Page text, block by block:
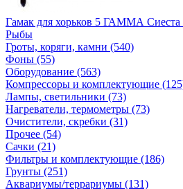
Гамак для хорьков 5 ГАММА
Рыбы
Гроты, коряги, камни (540)
Фоны (55)
Оборудование (563)
Компрессоры и комплектующие
Лампы, светильники (73)
Нагреватели, термометры (73)
Очистители, скребки (31)
Прочее (54)
Сачки (21)
Фильтры и комплектующие (186)
Грунты (251)
Аквариумы/террариумы (131)